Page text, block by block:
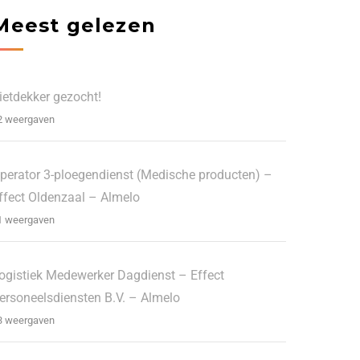
gelezen
gezocht!
weergaven
3-ploegendienst (Medische producten) –
Oldenzaal – Almelo
weergaven
Medewerker Dagdienst – Effect
B.V. – Almelo
weergaven